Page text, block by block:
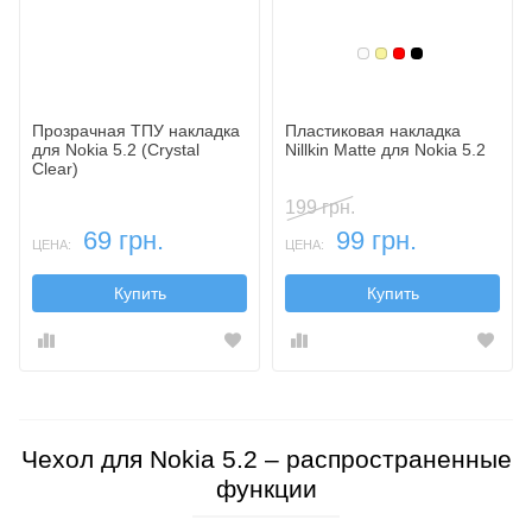
Прозрачная ТПУ накладка
для Nokia 5.2 (Crystal
Clear)
ЦЕНА: 69 грн.
Купить
Белый
Золотой
Красный
Черный
Пластиковая накладка
Nillkin Matte для Nokia 5.2
199 грн.
ЦЕНА: 99 грн.
Купить
Чехол для Nokia 5.2 – распространенные
функции